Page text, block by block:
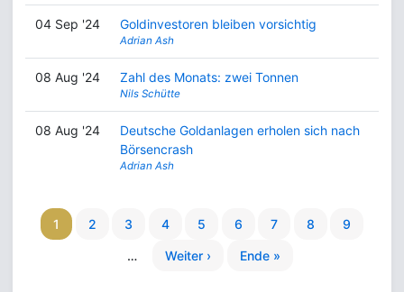
04 Sep '24 Goldinvestoren bleiben vorsichtig
Adrian Ash
08 Aug '24 Zahl des Monats: zwei Tonnen
Nils Schütte
08 Aug '24
Deutsche Goldanlagen erholen sich nach
Börsencrash
Adrian Ash
1 2 3 4 5 6 7 8 9
… Weiter › Ende »